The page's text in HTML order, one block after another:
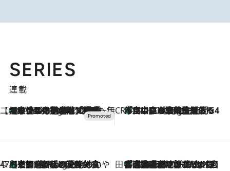
SERIES
連載
【CREA×星野リゾート】唯一無二。癒しと発見が待つ場所へ
9 Hours Ago
【トンボの足水浴】ヒノキの香りに包まれて涼感マックス！約13℃の湧水かけ流しを避暑地「星野温泉 トンボの湯」で体験 CREA'S CHOICE
11 Hours Ago
「立川にも歌舞伎があるんだよ」 片岡仁左衛門・市川中車ら豪華座組みで4年目の立川立飛歌舞伎へ
47都道府県の手みやげ ひんやりスイーツで夏を満喫
11 Hours Ago
【京都府】この夏絶対食べたい 冷やしておいしいおやつ3選 ひと口目から心を掴む新緑のテリーヌ 田中稲の勝手に再ブーム
2026.8.7
「湘南乃風に憧れて」観客大盛上がりの“タオル回し”に、ラッパー顔負けの高速歌唱まで…さだまさし（74）のアグレッシブすぎる現在地